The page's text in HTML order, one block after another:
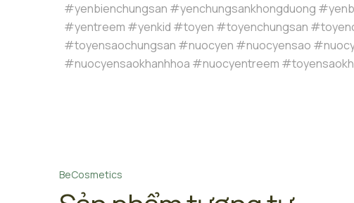
#yenbienchungsan #yenchungsankhongduong
#yentreem #yenkid #toyen #toyenchungsan
#toyensaochungsan #nuocyen #nuocyensao
#nuocyensaokhanhhoa #nuocyentreem
BeCosmetics